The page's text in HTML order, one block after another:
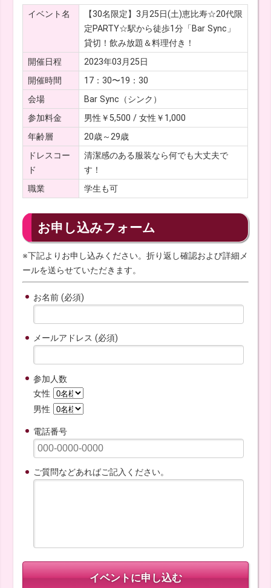
イベント名
【30名限定】3月25日(土)恵比寿☆20代限
定PARTY☆駅から徒歩1分「Bar Sync」
貸切！飲み放題＆料理付き！
開催日程
2023年03月25日
開催時間
17：30〜19：30
会場
Bar Sync（シンク）
参加料金
男性￥5,500 / 女性￥1,000
年齢層
20歳～29歳
ドレスコー
ド
清潔感のある服装なら何でも大丈夫で
す！
職業
学生も可
お申し込みフォーム
※下記よりお申し込みください。折り返し確認および詳細メ
ールを送らせていただきます。
お名前 (必須)
メールアドレス (必須)
参加人数
女性
男性
電話番号
ご質問などあればご記入ください。